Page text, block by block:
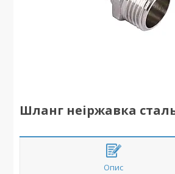
Шланг неіржавка
Опис